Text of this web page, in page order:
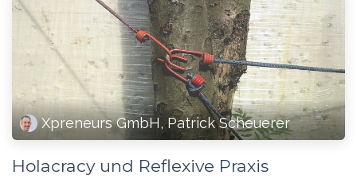
Xpreneurs GmbH, Patrick Scheuerer
Holacracy und Reflexive Praxis